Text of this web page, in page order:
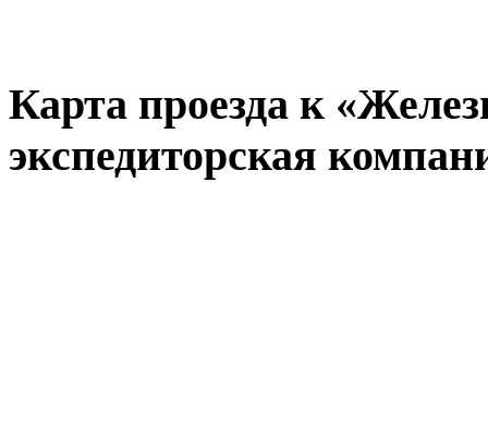
Карта проезда к «
экспедиторская